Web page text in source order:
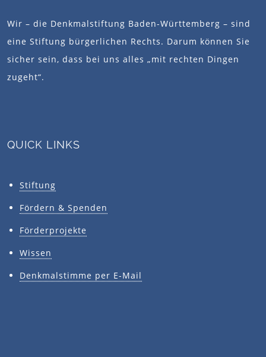
Wir – die Denkmalstiftung Baden-Württemberg – sind
eine Stiftung bürgerlichen Rechts. Darum können Sie
sicher sein, dass bei uns alles „mit rechten Dingen
zugeht“.
QUICK LINKS
Stiftung
Fördern & Spenden
Förderprojekte
Wissen
Denkmalstimme per E-Mail